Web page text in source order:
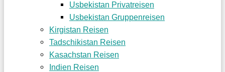
Usbekistan Privatreisen
Usbekistan Gruppenreisen
Kirgistan Reisen
Tadschikistan Reisen
Kasachstan Reisen
Indien Reisen